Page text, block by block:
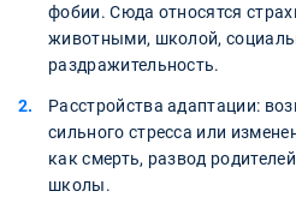
фобии. Сюда относятся
животными, школой,
раздражительность.
Расстройства адаптации:
сильного стресса или
как смерть, развод
школы.